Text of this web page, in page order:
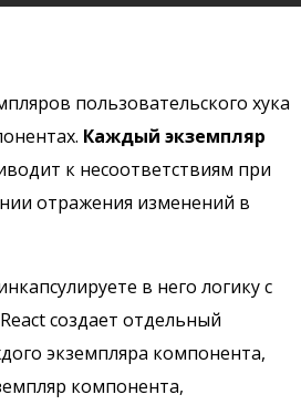
пользовательского хука
Каждый экземпляр
к несоответствиям при
отражения изменений в
в него логику с
создает отдельный
экземпляра компонента,
компонента,